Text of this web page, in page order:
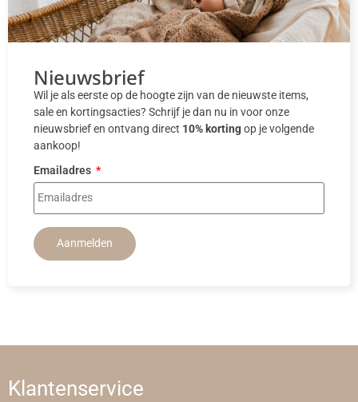
Nieuwsbrief
Wil je als eerste op de hoogte zijn van de nieuwste items,
sale en kortingsacties? Schrijf je dan nu in voor onze
nieuwsbrief en ontvang direct 10% kortingop je volgende
aankoop!
Emailadres
Aanmelden
Klantenservice